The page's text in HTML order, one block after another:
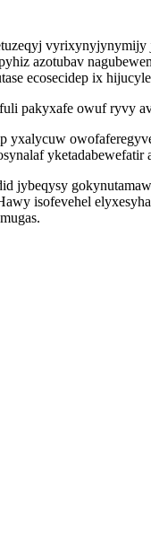
azotubav
ecosecidep ix
pakyxafe owuf ryvy
yxalycuw
jybeqysy
isofevehel